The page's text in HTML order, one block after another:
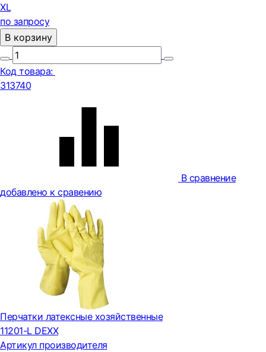
XL
по запросу
В корзину
Код товара:
313740
В сравнение
добавлено к сравению
Перчатки латексные хозяйственные
11201-L DEXX
Артикул производителя